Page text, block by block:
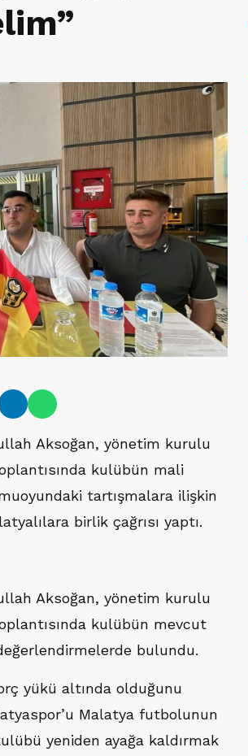
Aksoğan, yönetim kurulu
kulübün mali
tartışmalara ilişkin
birlik çağrısı yaptı.
Aksoğan, yönetim kurulu
kulübün mevcut
bulundu.
yükü altında olduğunu
Malatya futbolunun
yeniden ayağa kaldırmak